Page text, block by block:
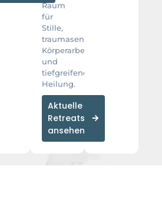
Raum
für
Stille,
traumasensitive
Körperarbeit
und
tiefgreifende
Heilung.
Aktuelle
Retreats
ansehen